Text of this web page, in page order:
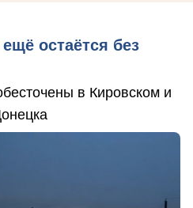
остаётся без
в Кировском и